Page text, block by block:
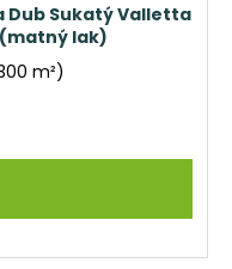
Dub Sukatý Valletta
(matný lak)
m²)